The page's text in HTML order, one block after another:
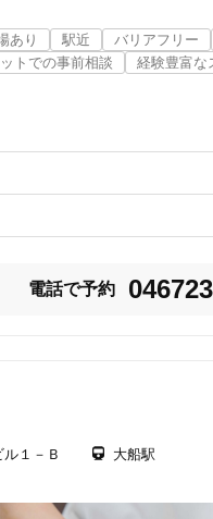
美容鍼
を抑え、運動で原因となるカ
、解剖学・生理学に基づいた
である院長・益田が、ヒア
あり 駅近 バリアフリー
トでの事前相談 経験豊富な
電話で予約
１－Ｂ
大船駅